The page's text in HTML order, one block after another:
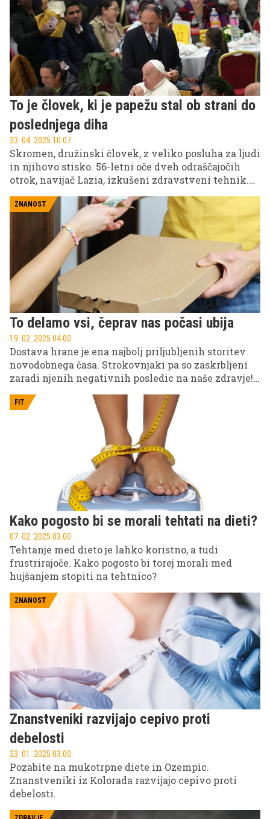
To je človek, ki je papežu stal ob strani do
poslednjega diha
23. 04. 2025 10.07
Skromen, družinski človek, z veliko posluha za ljudi
in njihovo stisko. 56-letni oče dveh odraščajočih
otrok, navijač Lazia, izkušeni zdravstveni tehnik.
Frančiška.
ZNANOST
To delamo vsi, čeprav nas počasi ubija
19. 02. 2025 04.00
Dostava hrane je ena najbolj priljubljenih storitev
novodobnega časa. Strokovnjaki pa so zaskrbljeni
zaradi njenih negativnih posledic na naše zdravje!
FIT
Kako pogosto bi se morali tehtati na dieti?
07. 02. 2025 03.00
Tehtanje med dieto je lahko koristno, a tudi
frustrirajoče. Kako pogosto bi torej morali med
hujšanjem stopiti na tehtnico?
ZNANOST
Znanstveniki razvijajo cepivo proti
debelosti
23. 01. 2025 03.00
Pozabite na mukotrpne diete in Ozempic.
Znanstveniki iz Kolorada razvijajo cepivo proti
debelosti.